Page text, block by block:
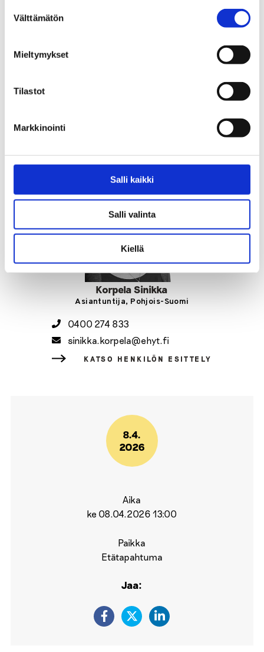
valinta
Välttämätön
Mieltymykset
Tilastot
Markkinointi
Salli kaikki
Salli valinta
Kiellä
8.4.
2026
Aika
ke 08.04.2026 13:00
Paikka
Etätapahtuma
Jaa:
tällä lomakkeella
koulutuksista.
Lisätietoja:
Korpela Sinikka
Asiantuntija, Pohjois-Suomi
0400 274 833
sinikka.korpela@ehyt.fi
KATSO HENKILÖN ESITTELY